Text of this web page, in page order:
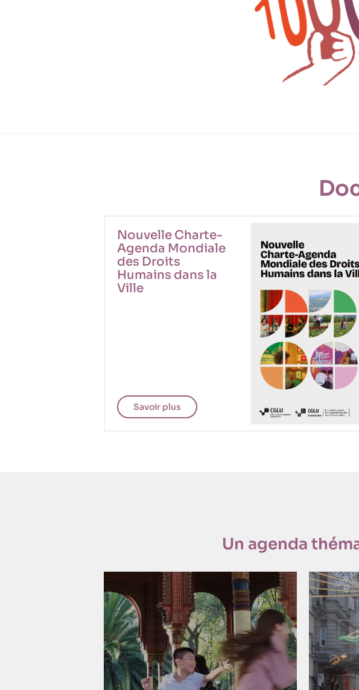
Nouvelle Charte-
Agenda Mondiale
des Droits
Humains dans la
Ville
Savoir plus
Un agenda